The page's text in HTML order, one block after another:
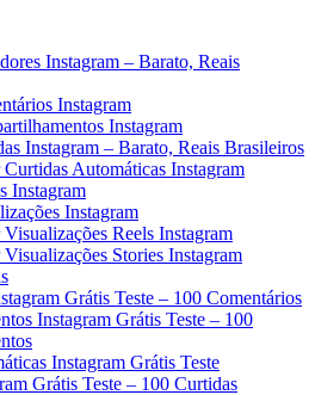
Instagram – Barato, Reais
Instagram
Instagram
Instagram – Barato, Reais Brasileiros
Automáticas Instagram
Instagram
Instagram
Reels Instagram
Stories Instagram
Grátis Teste – 100 Comentários
Instagram Grátis Teste – 100
Instagram Grátis Teste
Grátis Teste – 100 Curtidas